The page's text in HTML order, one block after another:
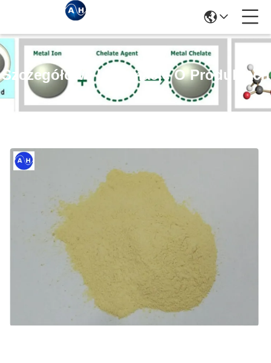
Szczegółowe Informacje O Produktach